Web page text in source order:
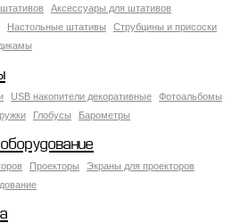
Аксессуары для штативов
Настольные штативы
Струбцины и присоски
USB накопители декоративные
Фотоальбомы
Глобусы Барометры
Проекторы
Экраны для проекторов